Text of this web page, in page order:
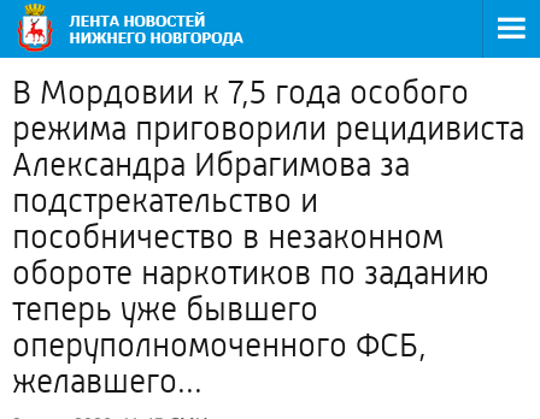
В Мордовии к 7,5 года особого
режима приговорили рецидивиста
Александра Ибрагимова за
подстрекательство и
пособничество в незаконном
обороте наркотиков по заданию
теперь уже бывшего
оперуполномоченного ФСБ,
желавшего...